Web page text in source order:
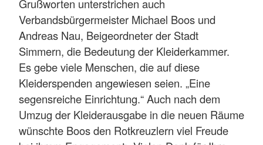
Grußworten unterstrichen auch
Verbandsbürgermeister Michael Boos und
Andreas Nau, Beigeordneter der Stadt
Simmern, die Bedeutung der Kleiderkammer.
Es gebe viele Menschen, die auf diese
Kleiderspenden angewiesen seien. „Eine
segensreiche Einrichtung.“ Auch nach dem
Umzug der Kleiderausgabe in die neuen Räume
wünschte Boos den Rotkreuzlern viel Freude